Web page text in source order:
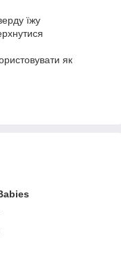
їжу
як